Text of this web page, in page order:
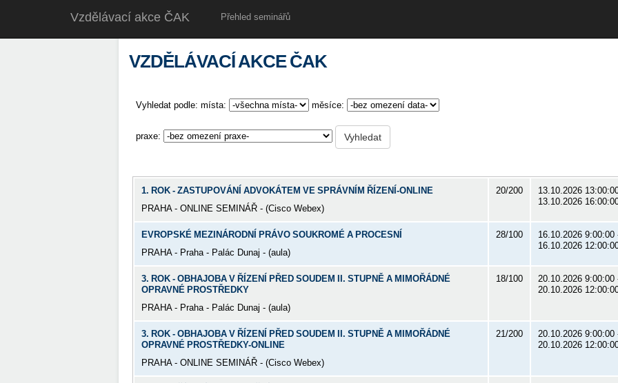
Vzdělávací akce ČAK Přehled seminářů
VZDĚLÁVACÍ AKCE ČAK
Vyhledat podle: místa: měsíce:
praxe: Vyhledat
1. ROK - ZASTUPOVÁNÍ ADVOKÁTEM VE SPRÁVNÍM ŘÍZENÍ-ONLINE
PRAHA - ONLINE SEMINÁŘ - (Cisco Webex)
20/200
13.10.2026
13.10.2026
EVROPSKÉ MEZINÁRODNÍ PRÁVO SOUKROMÉ A PROCESNÍ
PRAHA - Praha - Palác Dunaj - (aula)
28/100
16.10.2026 9:00:00
16.10.2026
3. ROK - OBHAJOBA V ŘÍZENÍ PŘED SOUDEM II. STUPNĚ A MIMOŘÁDNÉ
OPRAVNÉ PROSTŘEDKY
PRAHA - Praha - Palác Dunaj - (aula)
18/100
20.10.2026 9:00:00
20.10.2026
3. ROK - OBHAJOBA V ŘÍZENÍ PŘED SOUDEM II. STUPNĚ A MIMOŘÁDNÉ
OPRAVNÉ PROSTŘEDKY-ONLINE
PRAHA - ONLINE SEMINÁŘ - (Cisco Webex)
21/200
20.10.2026 9:00:00
20.10.2026